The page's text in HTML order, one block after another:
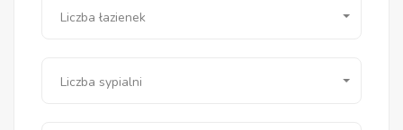
Liczba łazienek
Liczba sypialni